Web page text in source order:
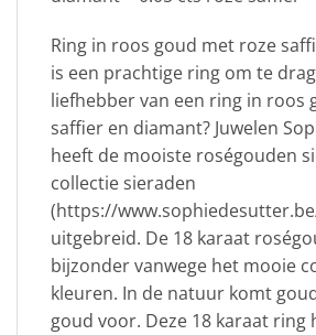
Ring in roos goud met roze
is een prachtige ring om te
liefhebber van een ring in roos
saffier en diamant? Juwelen
heeft de mooiste roségouden
collectie sieraden
(https://
uitgebreid. De 18 karaat
bijzonder vanwege het mooie
kleuren. In de natuur komt
goud voor. Deze 18 karaat ring